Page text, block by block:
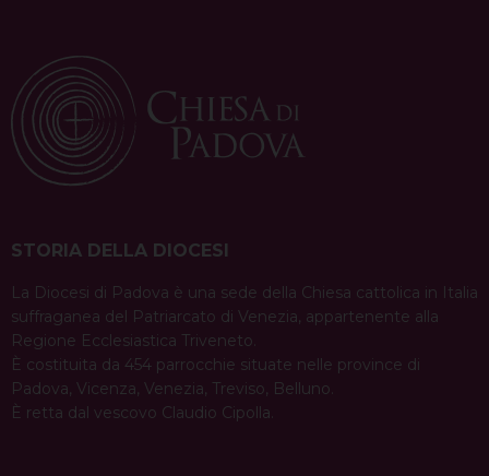
STORIA DELLA DIOCESI
La Diocesi di Padova è una sede della Chiesa cattolica in Italia
suffraganea del Patriarcato di Venezia, appartenente alla
Regione Ecclesiastica Triveneto.
È costituita da 454 parrocchie situate nelle province di
Padova, Vicenza, Venezia, Treviso, Belluno.
È retta dal vescovo Claudio Cipolla.